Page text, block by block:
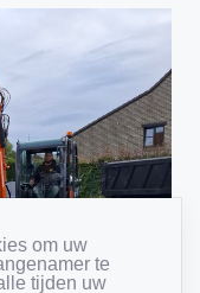
om uw
te
tijden uw